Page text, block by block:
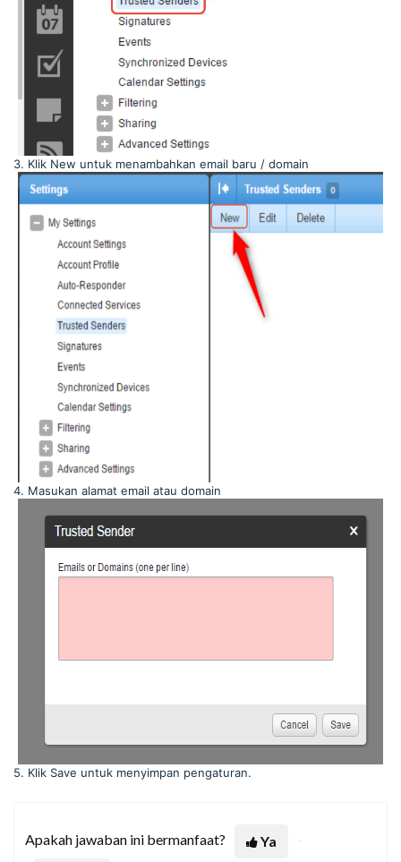
3. Klik New untuk menambahkan email baru / domain
4. Masukan alamat email atau domain
5. Klik Save untuk menyimpan pengaturan.
Apakah jawaban ini bermanfaat?
Ya